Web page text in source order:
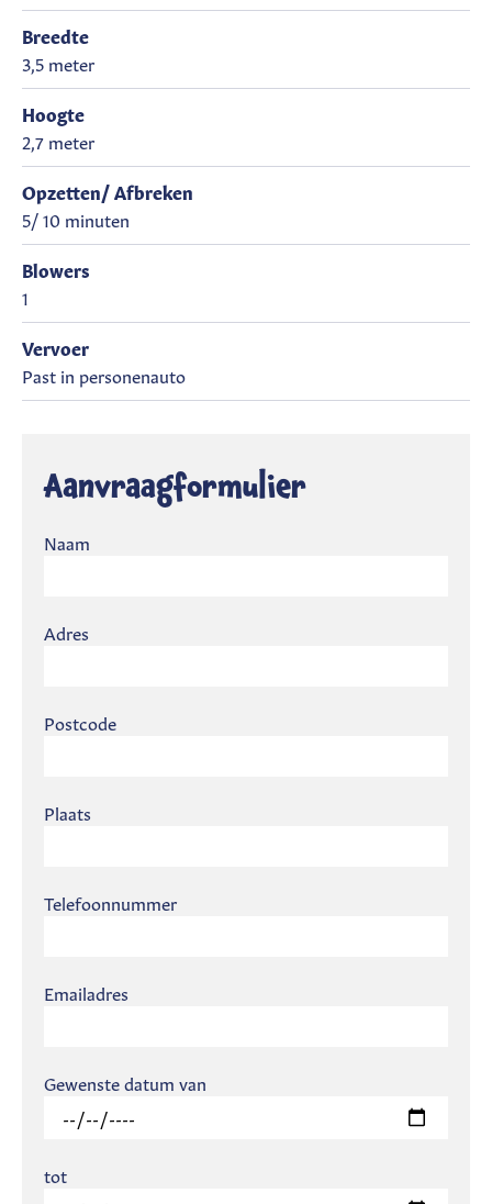
Breedte
3,5 meter
Hoogte
2,7 meter
Opzetten/ Afbreken
5/ 10 minuten
Blowers
1
Vervoer
Past in personenauto
Aanvraagformulier
Naam
Adres
Postcode
Plaats
Telefoonnummer
Emailadres
Gewenste datum van
tot